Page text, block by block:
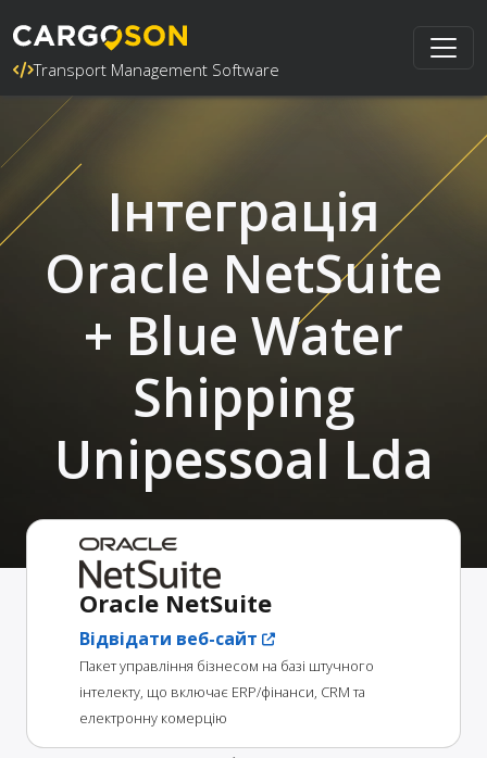
Transport Management Software
Інтеграція
Oracle NetSuite
+ Blue Water
Shipping
Unipessoal Lda
Oracle NetSuite
Відвідати веб-сайт
Пакет управління бізнесом на базі штучного
інтелекту, що включає ERP/фінанси, CRM та
електронну комерцію